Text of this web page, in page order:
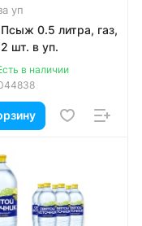
уп
0.5 литра, газ,
шт. в уп.
в наличии